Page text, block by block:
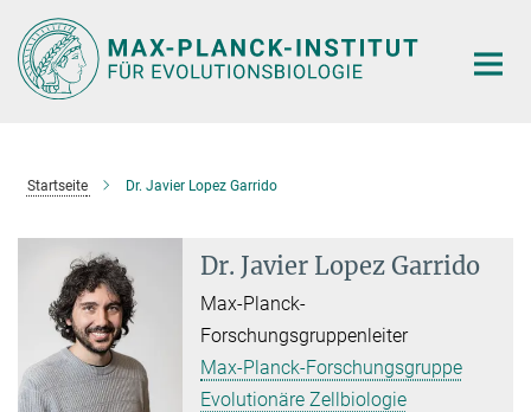
Hauptinhalt
Startseite Dr. Javier Lopez Garrido
Dr. Javier Lopez Garrido
Max-Planck-
Forschungsgruppenleiter
Max-Planck-Forschungsgruppe
Evolutionäre Zellbiologie